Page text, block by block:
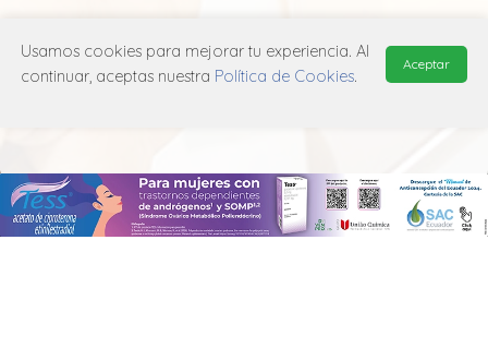
* Esta información fue tomada de Laboratorio
Usamos cookies para mejorar tu experiencia. Al
continuar, aceptas nuestra Política de Cookies.
Aceptar